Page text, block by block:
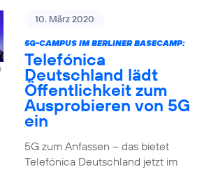
10. März 2020
5G-CAMPUS IM BERLINER BASECAMP:
Telefónica
Deutschland lädt
Öffentlichkeit zum
Ausprobieren von 5G
ein
5G zum Anfassen – das bietet
Telefónica Deutschland jetzt im